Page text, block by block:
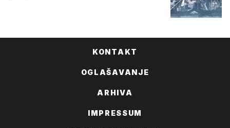
KONTAKT
OGLAŠAVANJE
ARHIVA
IMPRESSUM